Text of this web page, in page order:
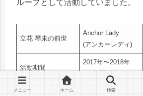
ループとして活動していました。
立花 琴未の前世
Anchor Lady
(アンカーレディ)
活動期間
2017年〜2018年
（1年間活動）
活動の名前 芹山梨乃
メニュー ホーム 検索